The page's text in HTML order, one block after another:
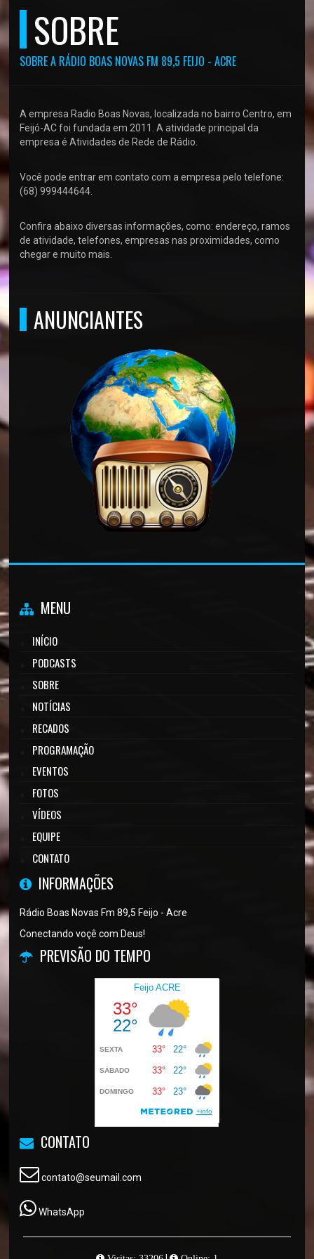
SOBRE
SOBRE A RÁDIO BOAS NOVAS FM 89,5 FEIJO - ACRE
A empresa Radio Boas Novas, localizada no bairro Centro, em
Feijó-AC foi fundada em 2011. A atividade principal da
empresa é Atividades de Rede de Rádio.
Você pode entrar em contato com a empresa pelo telefone:
(68) 999444644.
Confira abaixo diversas informações, como: endereço, ramos
de atividade, telefones, empresas nas proximidades, como
chegar e muito mais.
ANUNCIANTES
MENU
INÍCIO
PODCASTS
SOBRE
NOTÍCIAS
RECADOS
PROGRAMAÇÃO
EVENTOS
FOTOS
VÍDEOS
EQUIPE
CONTATO
INFORMAÇÕES
Rádio Boas Novas Fm 89,5 Feijo - Acre
Conectando voçê com Deus!
PREVISÃO DO TEMPO
CONTATO
contato@seumail.com
WhatsApp